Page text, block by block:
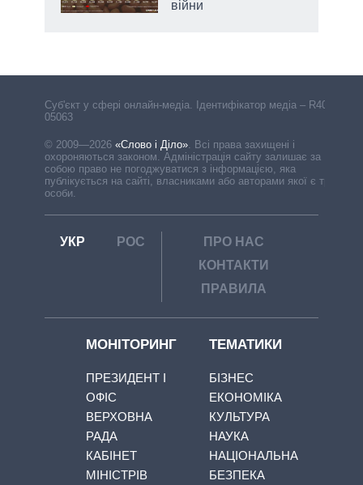
війни
Cуб'єкт у сфері онлайн-медіа. Ідентифікатор медіа – R40-
05063
© 2009—2026 «Слово і Діло». Всі права захищені і
охороняються законом. Адміністрація сайту залишає за
собою право не погоджуватися з інформацією, яка
публікується на сайті, власниками або авторами якої є треті
особи.
УКР РОС
ПРО НАС
КОНТАКТИ
ПРАВИЛА
МОНІТОРИНГ
ПРЕЗИДЕНТ І
ОФІС
ВЕРХОВНА
РАДА
КАБІНЕТ
МІНІСТРІВ
ТЕМАТИКИ
БІЗНЕС
ЕКОНОМІКА
КУЛЬТУРА
НАУКА
НАЦІОНАЛЬНА
БЕЗПЕКА